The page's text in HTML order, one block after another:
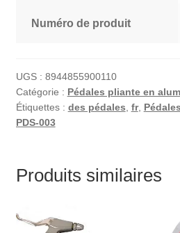
Numéro de produit
UGS : 8944855900110
Catégorie : Pédales pliante en
Étiquettes : des pédales fr, Pédales
PDS-003
Produits similaires